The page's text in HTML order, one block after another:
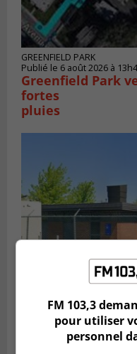
GREENFIELD PARK
Publié le 6 août 2026 à
Greenfield Park
fortes
Publié le 6 août 2026 à
Longueuil injecte
FM 103,3
pour utiliser
personnel